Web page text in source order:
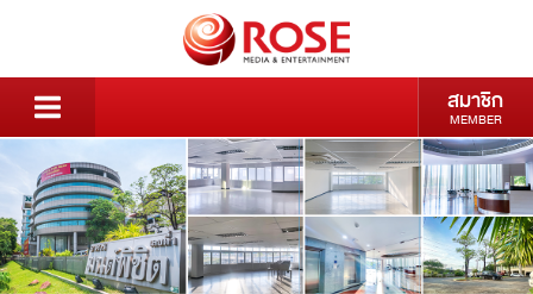
สมาชิก
MEMBER